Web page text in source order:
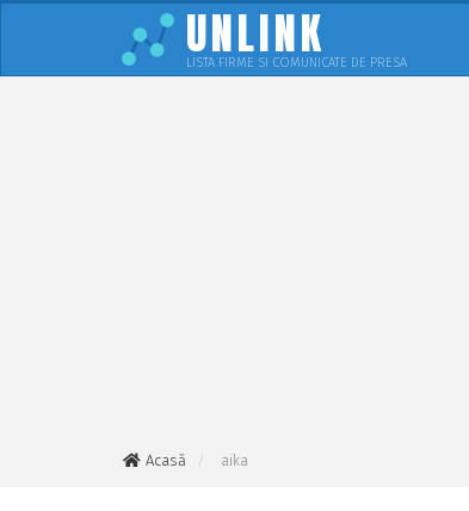
UNLINK
LISTA FIRME SI COMUNICATE DE PRESA
Acasă aika